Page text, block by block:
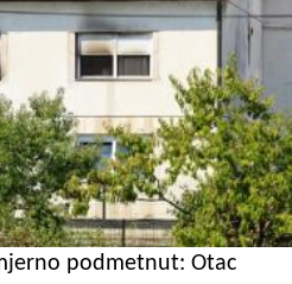
podmetnut: Otac